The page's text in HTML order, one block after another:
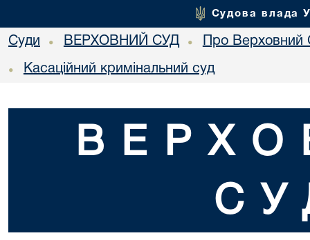
Судова влада
Суди • ВЕРХОВНИЙ СУД • Про Верховний
• Касаційний кримінальний суд